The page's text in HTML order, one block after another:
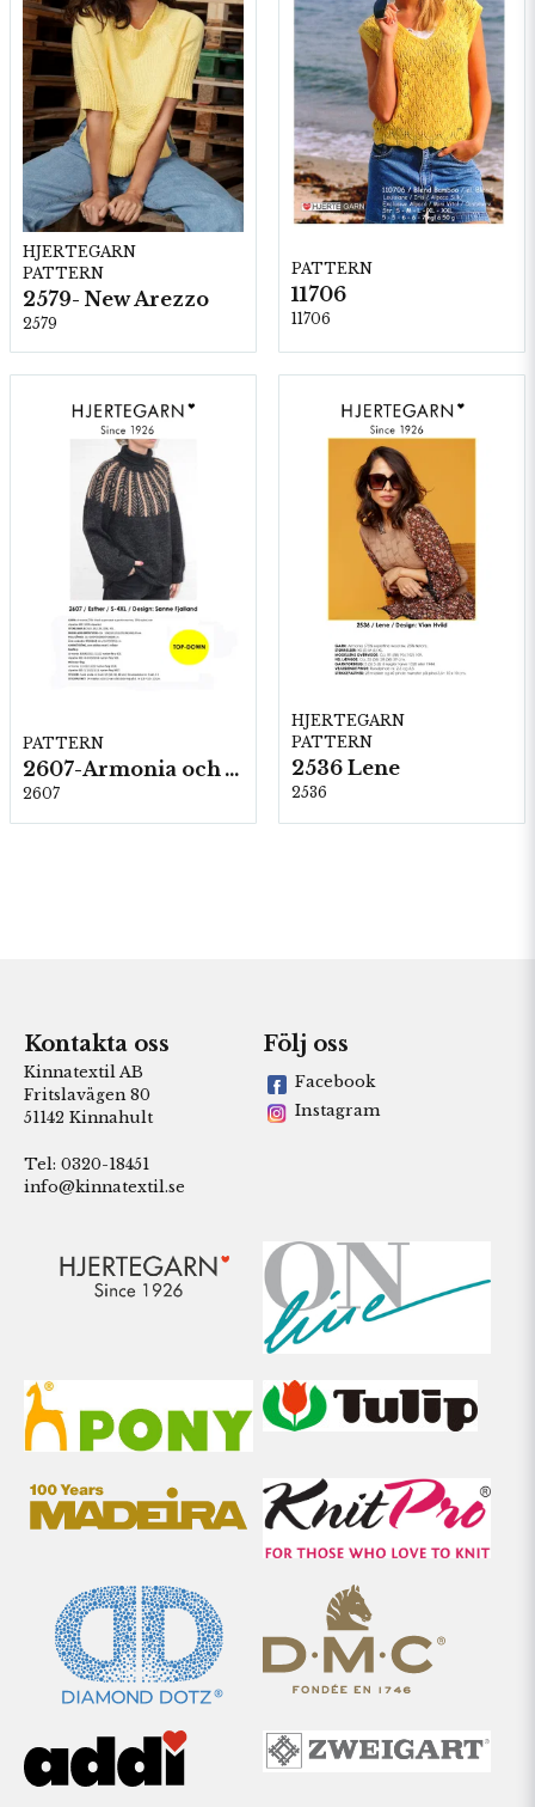
HJERTEGARN
PATTERN
2579- New Arezzo
2579
PATTERN
11706
11706
PATTERN
2607-Armonia och Alpaca 400
2607
HJERTEGARN
PATTERN
2536 Lene
2536
Kontakta oss
Kinnatextil AB
Fritslavägen 80
51142 Kinnahult
Tel: 0320-18451
info@kinnatextil.se
Följ oss
Facebook
Instagram